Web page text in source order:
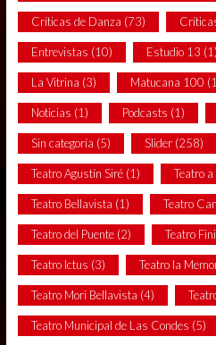
Críticas de Danza (73)
Entrevistas (10) Estudio 13 (1)
La Vitrina (3) Matucana 100
Noticias (1) Podcasts (1)
Sin categoría (5) Slider(258)
Teatro Agustín Siré(1) Teatro
Teatro Bellavista (1) Teatro
Teatro del Puente(2) Teatro
Teatro Ictus (3) Teatro la
Teatro Mori Bellavista (4)
Teatro Municipal de Las Condes (5)